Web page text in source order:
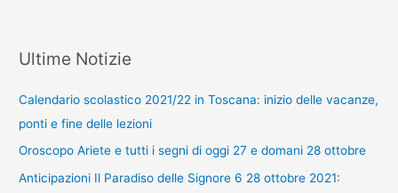
Ultime Notizie
Calendario scolastico 2021/22 in Toscana: inizio delle vacanze,
ponti e fine delle lezioni
Oroscopo Ariete e tutti i segni di oggi 27 e domani 28 ottobre
Anticipazioni Il Paradiso delle Signore 6 28 ottobre 2021: